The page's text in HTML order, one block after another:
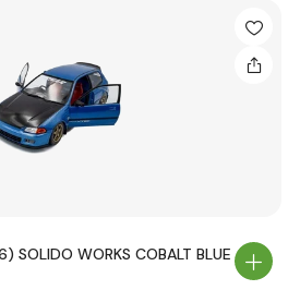
SOLIDO WORKS COBALT BLUE -